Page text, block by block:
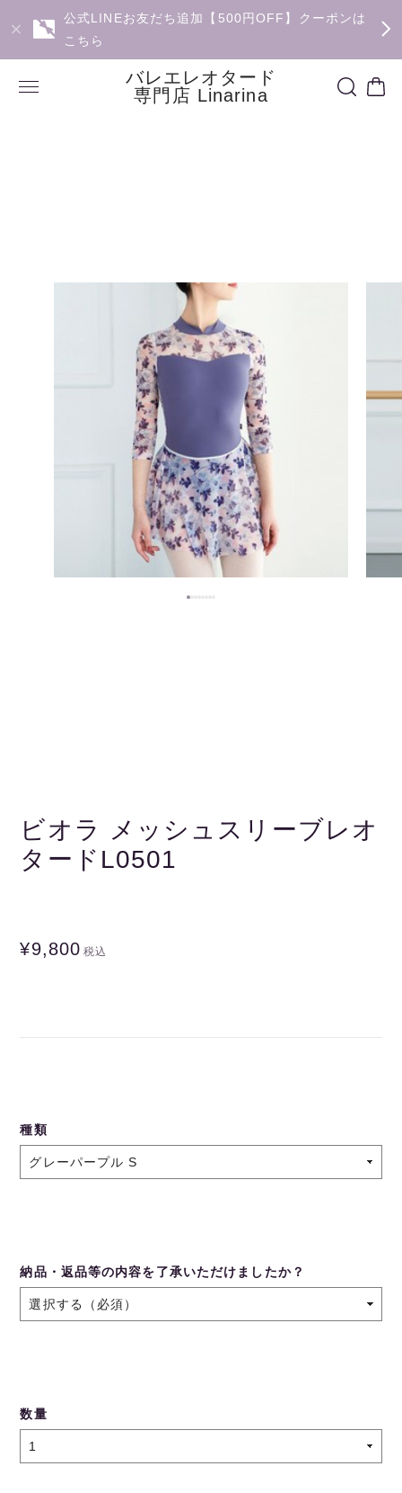
公式LINEお友だち追加【500円OFF】クーポンは
こちら
バレエレオタード
専門店 Linarina
ビオラ メッシュスリーブレオ
タードL0501
¥9,800 税込
種類
納品・返品等の内容を了承いただけましたか？
数量